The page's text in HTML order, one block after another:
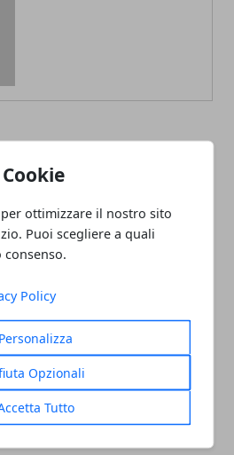
ottimizzare il nostro sito
Puoi scegliere a quali
Policy
Personalizza
Opzionali
Tutto
Ungheria e Lituania
pass per i Mondiali in